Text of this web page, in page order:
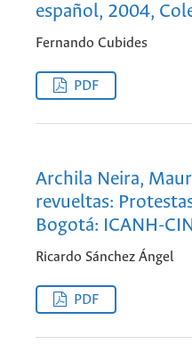
español, 2004,
Fernando Cubides
PDF
Archila Neira,
revueltas:
Bogotá: ICANH-
Ricardo Sánchez Ángel
PDF